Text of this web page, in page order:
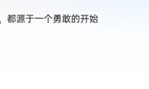
都源于一个勇敢的开始